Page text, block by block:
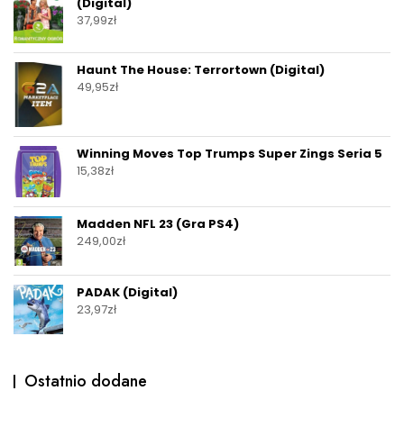
37,99zł
Haunt The House: Terrortown (Digital)
49,95zł
Winning Moves Top Trumps Super Zings Seria 5
15,38zł
Madden NFL 23 (Gra PS4)
249,00zł
PADAK (Digital)
23,97zł
Ostatnio dodane